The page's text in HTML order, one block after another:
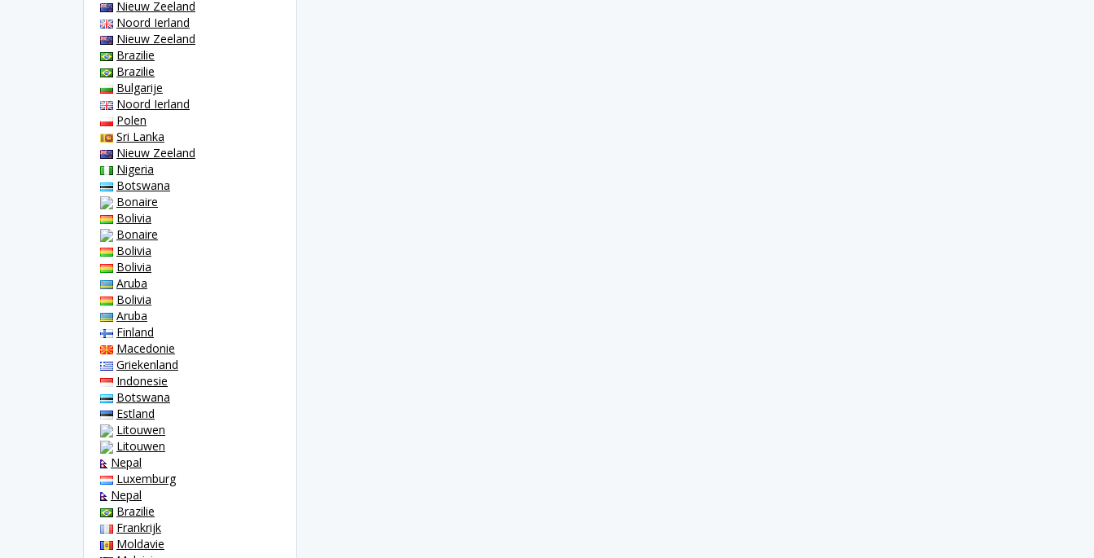
Nieuw Zeeland
Noord Ierland
Nieuw Zeeland
Brazilie
Brazilie
Bulgarije
Noord Ierland
Polen
Sri Lanka
Nieuw Zeeland
Nigeria
Botswana
Bonaire
Bolivia
Bonaire
Bolivia
Bolivia
Aruba
Bolivia
Aruba
Finland
Macedonie
Griekenland
Indonesie
Botswana
Estland
Litouwen
Litouwen
Nepal
Luxemburg
Nepal
Brazilie
Frankrijk
Moldavie